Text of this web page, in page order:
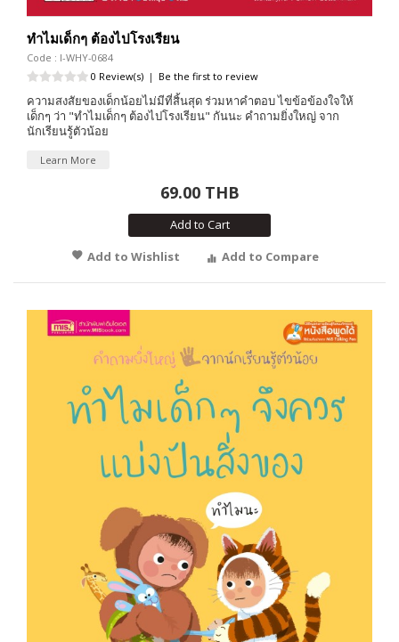
ทำไมเด็กๆ ต้องไปโรงเรียน
Code : I-WHY-0684
0 Review(s) | Be the first to review
ความสงสัยของเด็กน้อยไม่มีที่สิ้นสุด ร่วมหาคำตอบ ไขข้อข้องใจให้
เด็กๆ ว่า "ทำไมเด็กๆ ต้องไปโรงเรียน" กันนะ คำถามยิ่งใหญ่ จาก
นักเรียนรู้ตัวน้อย
Learn More
69.00 THB
Add to Cart
Add to Wishlist
Add to Compare